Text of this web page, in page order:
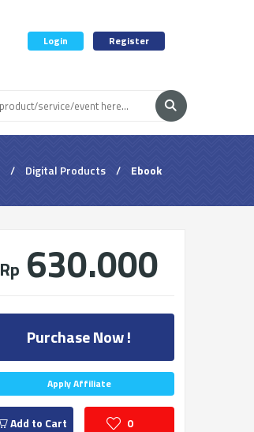
Login Register
/ Digital Products / Ebook
Rp 630.000
Purchase Now !
Apply Affiliate
Add to Cart 0